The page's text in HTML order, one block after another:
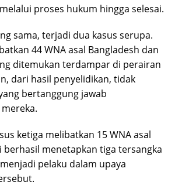
proses hukum hingga selesai.
sama, terjadi dua kasus serupa.
44 WNA asal Bangladesh dan
ditemukan terdampar di perairan
dari hasil penyelidikan, tidak
bertanggung jawab
ketiga melibatkan 15 WNA asal
berhasil menetapkan tiga tersangka
pelaku dalam upaya